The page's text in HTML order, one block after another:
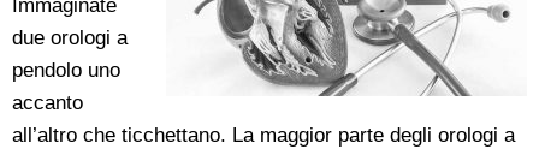
Immaginate
due orologi a
pendolo uno
accanto
all’altro che ticchettano. La maggior parte degli orologi a